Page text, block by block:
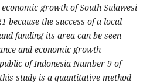
growth of South Sulawesi
because the success of a local
funding its area can be seen
and economic growth
of Indonesia Number 9 of
study is a quantitative method